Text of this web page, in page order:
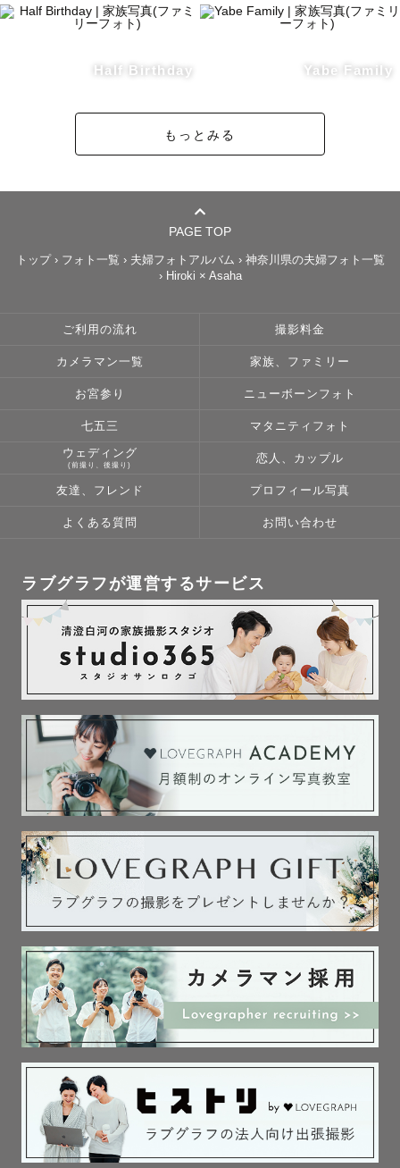
Half Birthday Yabe Family
もっとみる
PAGE TOP
トップ› フォト一覧 › 夫婦フォトアルバム › 神奈川県の夫婦フォト一覧
› Hiroki × Asaha
ご利用の流れ 撮影料金
カメラマン一覧 家族、ファミリー
お宮参り ニューボーンフォト
七五三 マタニティフォト
ウェディング
(前撮り、後撮り)
恋人、カップル
友達、フレンド プロフィール写真
よくある質問 お問い合わせ
ラブグラフが運営するサービス